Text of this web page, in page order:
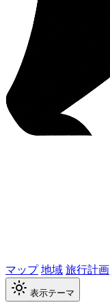
マップ地域旅行計画
表示テーマ